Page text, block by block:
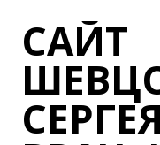
САЙТ